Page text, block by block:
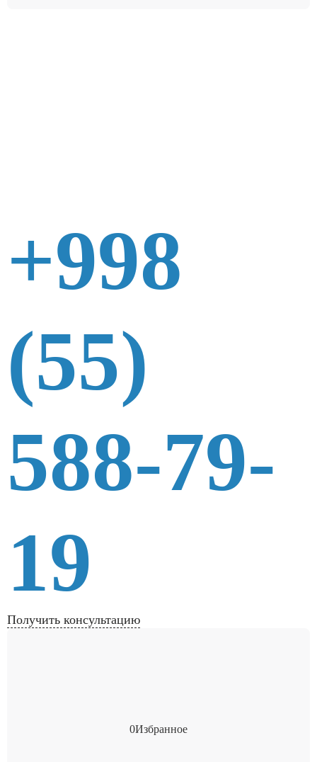
+998
(55)
588-79-
19
Получить консультацию
0Избранное